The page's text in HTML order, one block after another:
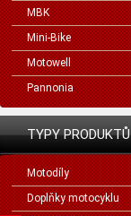
MBK
Mini-Bike
Motowell
Pannonia
TYPY PRODUKTŮ
Motodíly
Doplňky motocyklu